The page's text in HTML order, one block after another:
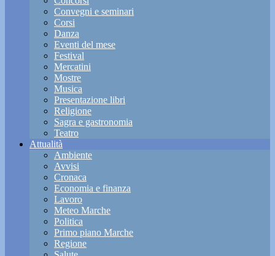
Convegni e seminari
Corsi
Danza
Eventi del mese
Festival
Mercatini
Mostre
Musica
Presentazione libri
Religione
Sagra e gastronomia
Teatro
Attualità
Ambiente
Avvisi
Cronaca
Economia e finanza
Lavoro
Meteo Marche
Politica
Primo piano Marche
Regione